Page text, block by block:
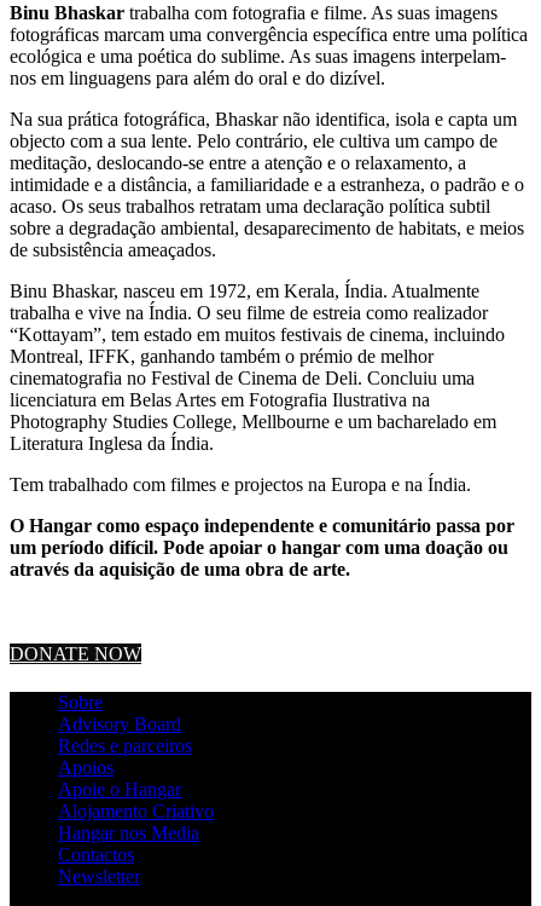
Binu Bhaskar trabalha com fotografia e filme. As suas imagens
fotográficas marcam uma convergência específica entre uma política
ecológica e uma poética do sublime. As suas imagens interpelam-
nos em linguagens para além do oral e do dizível.
Na sua prática fotográfica, Bhaskar não identifica, isola e capta um
objecto com a sua lente. Pelo contrário, ele cultiva um campo de
meditação, deslocando-se entre a atenção e o relaxamento, a
intimidade e a distância, a familiaridade e a estranheza, o padrão e o
acaso. Os seus trabalhos retratam uma declaração política subtil
sobre a degradação ambiental, desaparecimento de habitats, e meios
de subsistência ameaçados.
Binu Bhaskar, nasceu em 1972, em Kerala, Índia. Atualmente
trabalha e vive na Índia. O seu filme de estreia como realizador
“Kottayam”, tem estado em muitos festivais de cinema, incluindo
Montreal, IFFK, ganhando também o prémio de melhor
cinematografia no Festival de Cinema de Deli. Concluiu uma
licenciatura em Belas Artes em Fotografia Ilustrativa na
Photography Studies College, Mellbourne e um bacharelado em
Literatura Inglesa da Índia.
Tem trabalhado com filmes e projectos na Europa e na Índia.
O Hangar como espaço independente e comunitário passa por
um período difícil. Pode apoiar o hangar com uma doação ou
através da aquisição de uma obra de arte.
DONATE NOW
Sobre
Advisory Board
Redes e parceiros
Apoios
Apoie o Hangar
Alojamento Criativo
Hangar nos Media
Contactos
Newsletter